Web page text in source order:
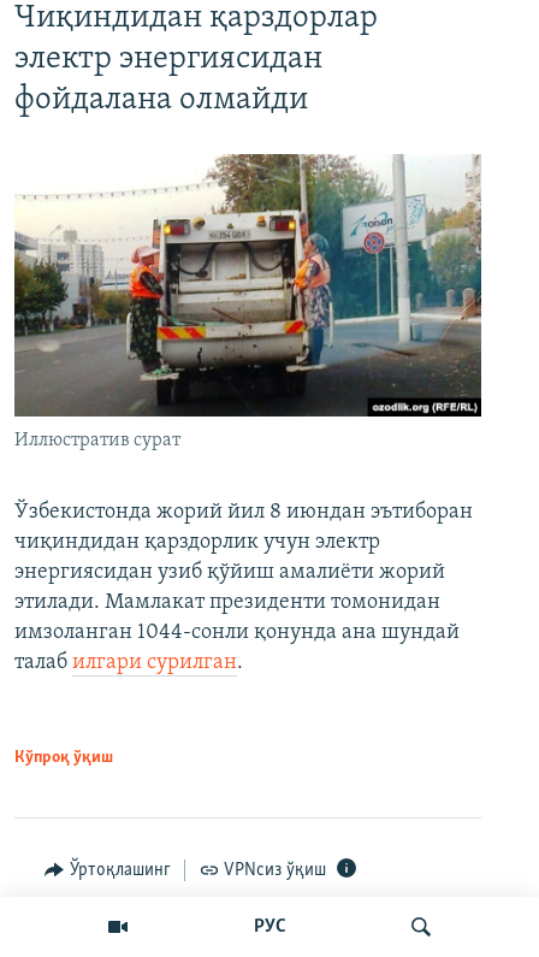
РУС
Чиқиндидан қарздорлар
электр энергиясидан
фойдалана олмайди
Иллюстратив сурат
Ўзбекистонда жорий йил 8 июндан эътиборан
чиқиндидан қарздорлик учун электр
энергиясидан узиб қўйиш амалиёти жорий
этилади. Мамлакат президенти томонидан
имзоланган 1044-сонли қонунда ана шундай
талаб илгари сурилган.
Кўпроқ ўқиш
Ўртоқлашинг VPNсиз ўқиш